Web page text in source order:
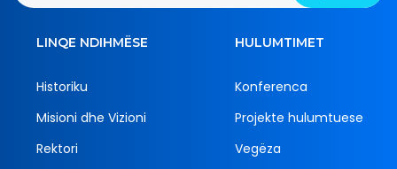
LINQE NDIHMËSE
Historiku
Misioni dhe Vizioni
Rektori
HULUMTIMET
Konferenca
Projekte hulumtuese
Vegëza